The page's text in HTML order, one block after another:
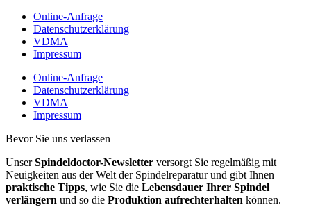
Online-Anfrage
Datenschutzerklärung
VDMA
Impressum
Online-Anfrage
Datenschutzerklärung
VDMA
Impressum
Bevor Sie uns verlassen
UnserSpindeldoctor-Newsletter versorgt Sie regelmäßig mit
Neuigkeiten aus der Welt der Spindelreparatur und gibt Ihnen
praktische Tipps, wie Sie die Lebensdauer Ihrer Spindel
verlängern und so die Produktion aufrechterhalten können.